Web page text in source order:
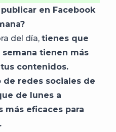
en Facebook
del día, tienes que
tienen más
contenidos.
de redes sociales de
de lunes a
más eficaces para